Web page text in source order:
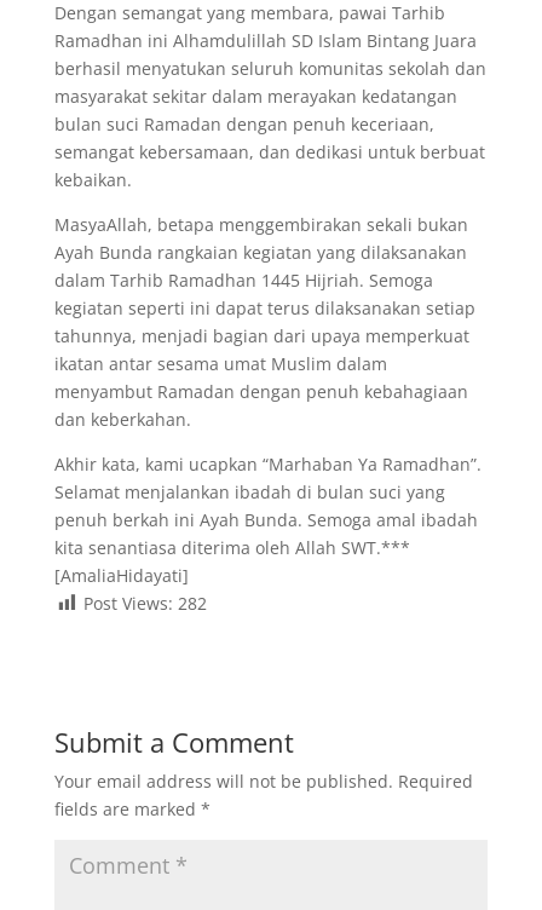
Dengan semangat yang membara, pawai Tarhib
Ramadhan ini Alhamdulillah SD Islam Bintang Juara
berhasil menyatukan seluruh komunitas sekolah dan
masyarakat sekitar dalam merayakan kedatangan
bulan suci Ramadan dengan penuh keceriaan,
semangat kebersamaan, dan dedikasi untuk berbuat
kebaikan.
MasyaAllah, betapa menggembirakan sekali bukan
Ayah Bunda rangkaian kegiatan yang dilaksanakan
dalam Tarhib Ramadhan 1445 Hijriah. Semoga
kegiatan seperti ini dapat terus dilaksanakan setiap
tahunnya, menjadi bagian dari upaya memperkuat
ikatan antar sesama umat Muslim dalam
menyambut Ramadan dengan penuh kebahagiaan
dan keberkahan.
Akhir kata, kami ucapkan “Marhaban Ya Ramadhan”.
Selamat menjalankan ibadah di bulan suci yang
penuh berkah ini Ayah Bunda. Semoga amal ibadah
kita senantiasa diterima oleh Allah SWT.***
[AmaliaHidayati]
Post Views: 282
Submit a Comment
Your email address will not be published. Required
fields are marked *